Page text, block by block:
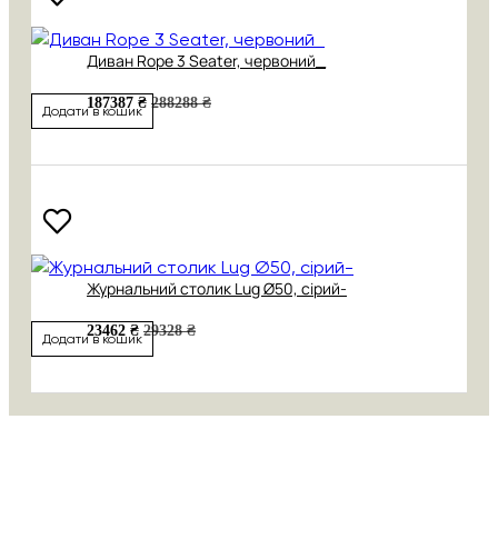
Диван Rope 3 Seater, червоний_
187387 ₴ 288288 ₴
Додати в кошик
Журнальний столик Lug Ø50, сірий-
23462 ₴ 29328 ₴
Додати в кошик